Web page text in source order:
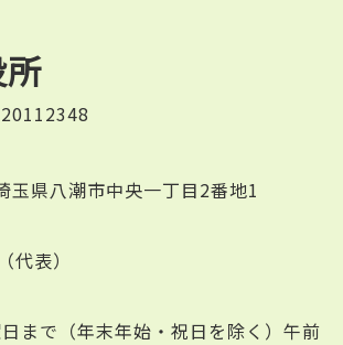
県八潮市中央一丁目2番地1
表）
まで（年末年始・祝日を除く）午前